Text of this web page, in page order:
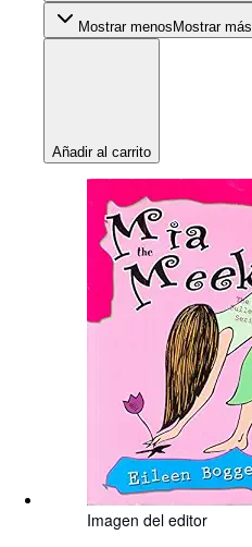
Mostrar menosMostrar más
Añadir al carrito
Imagen del editor